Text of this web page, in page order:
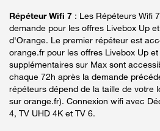
Répéteur Wifi 7 : Les Répéteurs Wifi
demande pour les offres Livebox Up
d'Orange. Le premier répéteur est
orange.fr pour les offres Livebox Up
supplémentaires sur Max sont
chaque 72h après la demande
répéteurs dépend de la taille de votre
sur orange.fr). Connexion wifi avec
4, TV UHD 4K et TV 6.